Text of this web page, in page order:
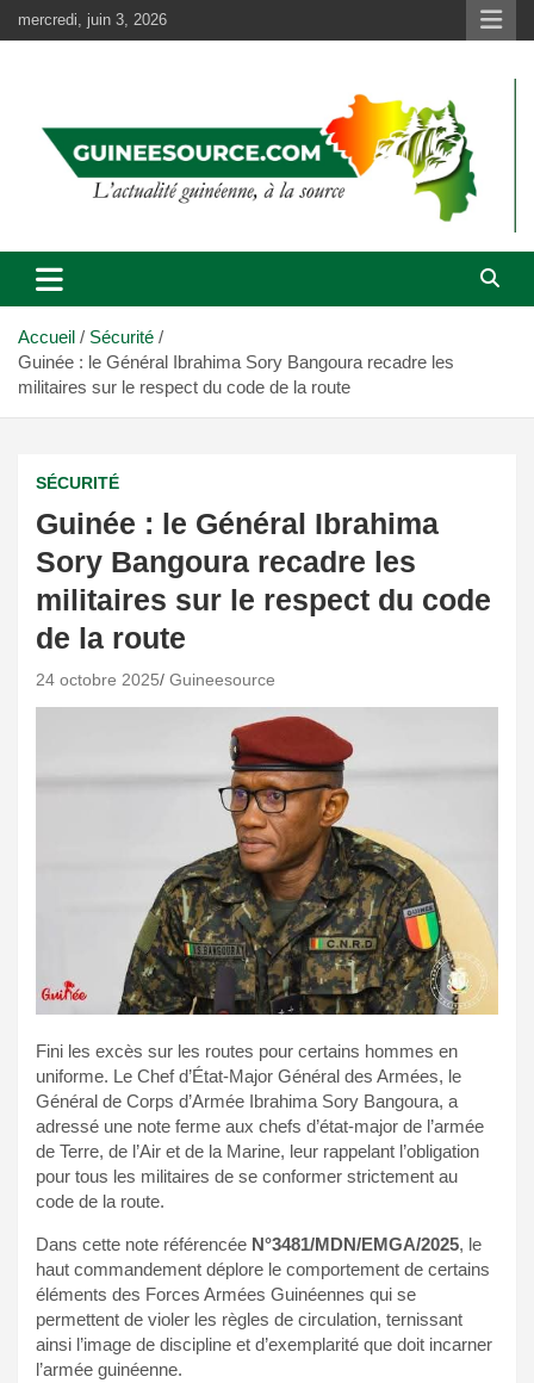
au
mercredi, juin 3, 2026
Accueil
Sécurité
Guinée : le Général Ibrahima Sory Bangoura recadre les
militaires sur le respect du code de la route
SÉCURITÉ
Guinée : le Général Ibrahima
Sory Bangoura recadre les
militaires sur le respect du code
de la route
24 octobre 2025 Guineesource
Fini les excès sur les routes pour certains hommes en
uniforme. Le Chef d’État-Major Général des Armées, le
Général de Corps d’Armée Ibrahima Sory Bangoura, a
adressé une note ferme aux chefs d’état-major de l’armée
de Terre, de l’Air et de la Marine, leur rappelant l’obligation
pour tous les militaires de se conformer strictement au
code de la route.
Dans cette note référencée N°3481/MDN/EMGA/2025, le
haut commandement déplore le comportement de certains
éléments des Forces Armées Guinéennes qui se
permettent de violer les règles de circulation, ternissant
ainsi l’image de discipline et d’exemplarité que doit incarner
l’armée guinéenne.